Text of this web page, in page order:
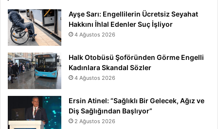
Ayşe Sarı: Engellilerin Ücretsiz Seyahat
Hakkını İhlal Edenler Suç İşliyor
4 Ağustos 2026
Halk Otobüsü Şoföründen Görme Engelli
Kadınlara Skandal Sözler
4 Ağustos 2026
Ersin Atinel: “Sağlıklı Bir Gelecek, Ağız ve
Diş Sağlığından Başlıyor”
2 Ağustos 2026